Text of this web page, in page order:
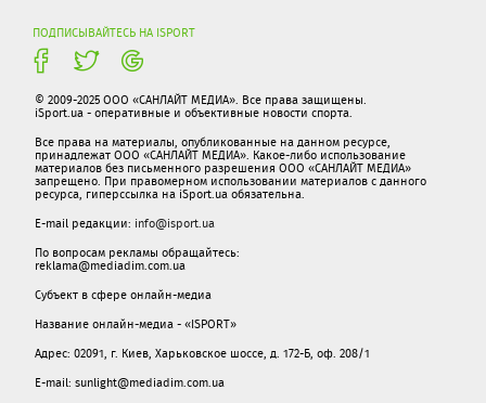
ПОДПИСЫВАЙТЕСЬ НА ISPORT
© 2009-2025 ООО «САНЛАЙТ МЕДИА». Все права защищены.
iSport.ua - оперативные и объективные новости спорта.
Все права на материалы, опубликованные на данном ресурсе,
принадлежат ООО «САНЛАЙТ МЕДИА». Какое-либо использование
материалов без письменного разрешения ООО «САНЛАЙТ МЕДИА»
запрещено. При правомерном использовании материалов с данного
ресурса, гиперссылка на iSport.ua обязательна.
E-mail редакции: info@isport.ua
По вопросам рекламы обращайтесь:
reklama@mediadim.com.ua
Субъект в сфере онлайн-медиа
Название онлайн-медиа - «ISPORT»
Адрес: 02091, г. Киев, Харьковское шоссе, д. 172-Б, оф. 208/1
E-mail: sunlight@mediadim.com.ua